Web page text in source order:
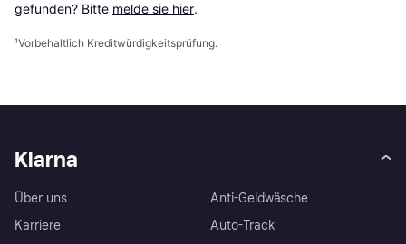
gefunden? Bitte melde sie hier.
¹Vorbehaltlich Kreditwürdigkeitsprüfung.
Klarna
Über uns
Karriere
Anti-Geldwäsche
Auto-Track